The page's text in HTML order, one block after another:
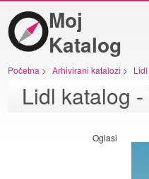
Moj
Katalog
Početna > Arhivirani katalozi > Lidl
Lidl katalog -
Oglasi